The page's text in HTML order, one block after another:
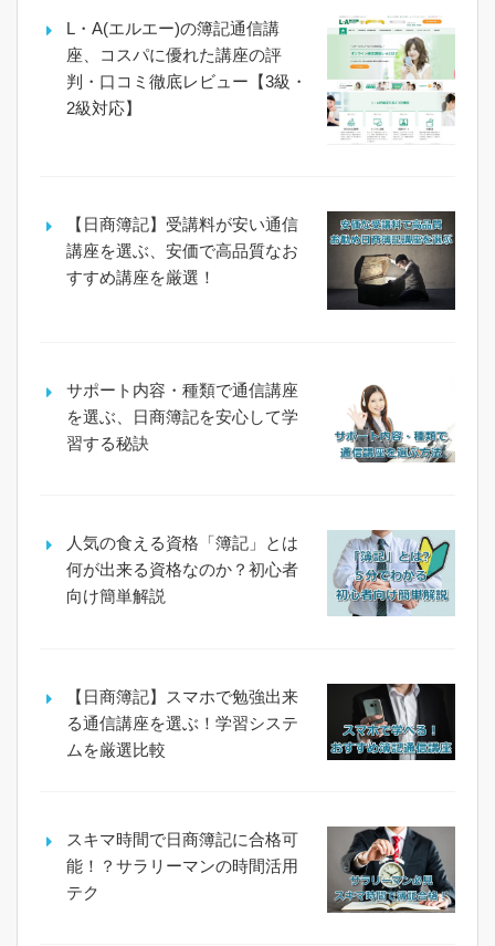
L・A(エルエー)の簿記通信講
座、コスパに優れた講座の評
判・口コミ徹底レビュー【3級・
2級対応】
【日商簿記】受講料が安い通信
講座を選ぶ、安価で高品質なお
すすめ講座を厳選！
サポート内容・種類で通信講座
を選ぶ、日商簿記を安心して学
習する秘訣
人気の食える資格「簿記」とは
何が出来る資格なのか？初心者
向け簡単解説
【日商簿記】スマホで勉強出来
る通信講座を選ぶ！学習システ
ムを厳選比較
スキマ時間で日商簿記に合格可
能！？サラリーマンの時間活用
テク